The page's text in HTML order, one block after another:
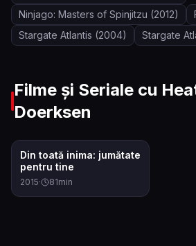
Ninjago: Masters of Spinjitzu (2012)
Stargate Atlantis (2004) Stargate
Filme și Seriale cu
Doerksen
6.9
Din toată inima: jumătate
pentru tine
2015· 81min